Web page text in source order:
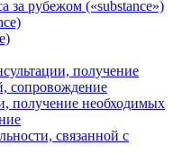
за рубежом («substance»)
получение
сопровождение
получение необходимых
связанной с